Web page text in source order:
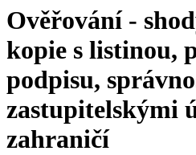
Ověřování -
kopie s listinou,
podpisu,
zastupitelskými
zahraničí